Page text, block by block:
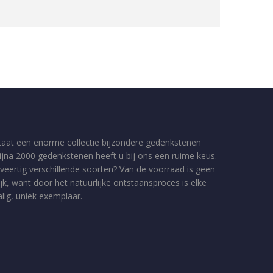
een enorme collectie bijzondere gedenkstenen
2000 gedenkstenen heeft u bij ons een ruime keus.
verschillende soorten? Van de voorraad is geen
want door het natuurlijke ontstaansproces is elke
uniek exemplaar.